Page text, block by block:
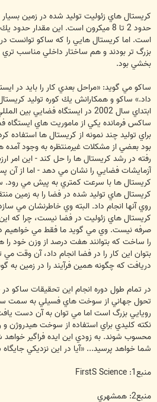
كريستال هاي زئوليت توليد شده در زمين
حدود 2 تا 8 ميكرون است. اين مقدار
است. اما كريستال هايي را كه ساكو توانست
بزرگ تر بودند و هم ساختار داخلي مناسب
بخشي بود.
ساكو مي گويد: «مراحل بعدي كار را بايد در
داد.» ساكو و همكارانش يك كوره توليد
ابتداي سال 2002 در ايستگاه
ساكس فرمانده يكي از ماموريت هاي ايستگاه
براي توليد چند نمونه از كريستال ها
بود بعضي از مشكلات غيرمنتظره به وجود آمده
رفته در رشد كريستال ها را حل كند - اين امر
آزمايشات فضايي را نشان مي دهد - اما از آن
كريستال ها با سرعت كمتري به پيش مي رود.
كريستال هاي توليد شده در فضا را به زمين
روي آنها انجام داد. البته وي خاطرنشان مي
كريستال هاي زئوليت در فضا نيست، چرا كه
صرفه نيست. وي مي گويد ما فقط مي خواهيم
را ساخت كه بتوانند هفت درصد از وزن خود را
بتوان اين كار را در فضا انجام داد، آن وقت مي
دريافت كه چگونه همين فرآيند را در زمين به
در تمام طول دوره انجام اين تحقيقات ساكو
تحول جهاني از سوخت هاي فسيلي به سمت
رويايي بزرگ است اما مي توان به آن دست
نكته كليدي براي استفاده از سوخت هيدروژن
محسوب شوند. به زودي اين ايده فراگير
شما خواهد پرسيد... «آيا در اين نزديكي
منبع1: FirstS Science
منبع2: همشهري